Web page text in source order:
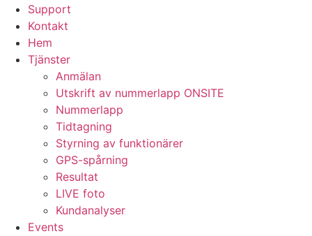
Support
Kontakt
Hem
Tjänster
Anmälan
Utskrift av nummerlapp ONSITE
Nummerlapp
Tidtagning
Styrning av funktionärer
GPS-spårning
Resultat
LIVE foto
Kundanalyser
Events